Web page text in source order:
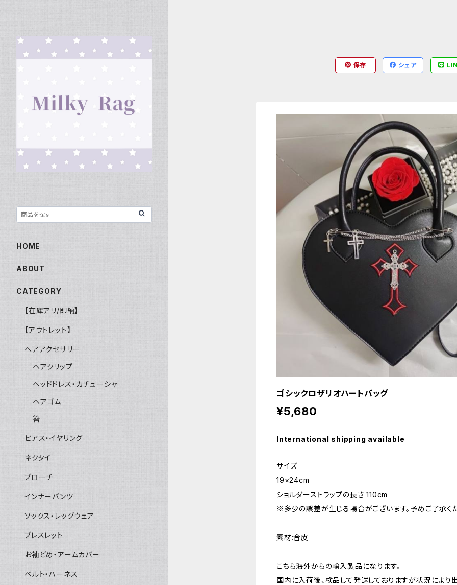
保存 シェア
ゴシックロザリオハートバッグ
¥5,680
International shipping available
サイズ
19×24cm
ショルダーストラップの長さ 110cm
※多少の誤差が生じる場合がございます。予めご了承くだ
素材:合皮
こちら海外からの輸入製品になります。
国内に入荷後、検品して発送しておりますが状況によ
HOME
ABOUT
CATEGORY
【在庫アリ/即納】
【アウトレット】
ヘアアクセサリー
ヘアクリップ
ヘッドドレス・カチューシャ
ヘアゴム
簪
ピアス・イヤリング
ネクタイ
ブローチ
インナーパンツ
ソックス・レッグウェア
ブレスレット
お袖どめ・アームカバー
ベルト・ハーネス